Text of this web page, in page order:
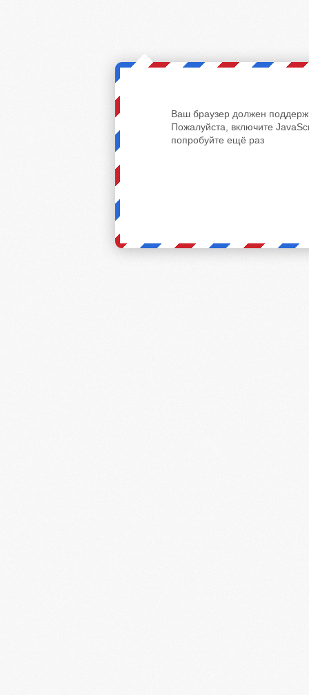
Ваш браузер должен
Пожалуйста, включите
попробуйте ещё раз